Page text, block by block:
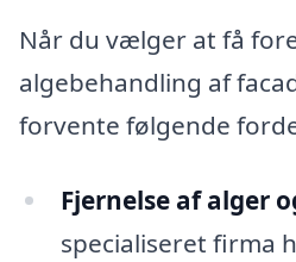
Når du vælger at få
algebehandling af
forvente følgende
Fjernelse af alger
specialiseret firma